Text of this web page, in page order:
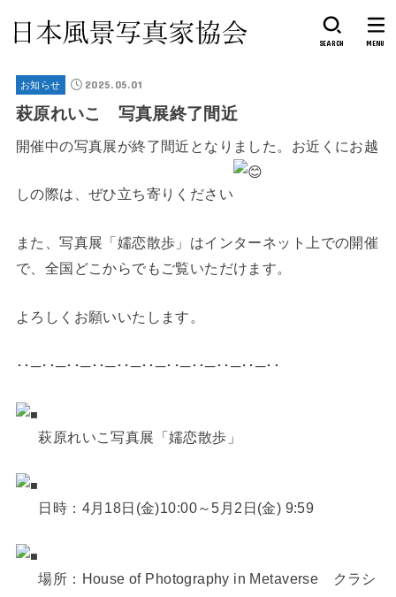
SEARCH MENU
お知らせ 2025.05.01
萩原れいこ 写真展終了間近
開催中の写真展が終了間近となりました。お近くにお越
しの際は、ぜひ立ち寄りください
また、写真展「嬬恋散歩」はインターネット上での開催
で、全国どこからでもご覧いただけます。
よろしくお願いいたします。
･･─･･─･･─･･─･･─･･─･･─･･─･･─･･─･･
萩原れいこ写真展「嬬恋散歩」
日時：4月18日(金)10:00～5月2日(金) 9:59
場所：House of Photography in Metaverse クラシ